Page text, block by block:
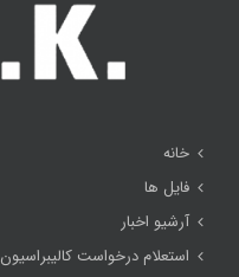
خانه
فایل ها
آرشیو اخبار
استعلام درخواست کالیبراسیون